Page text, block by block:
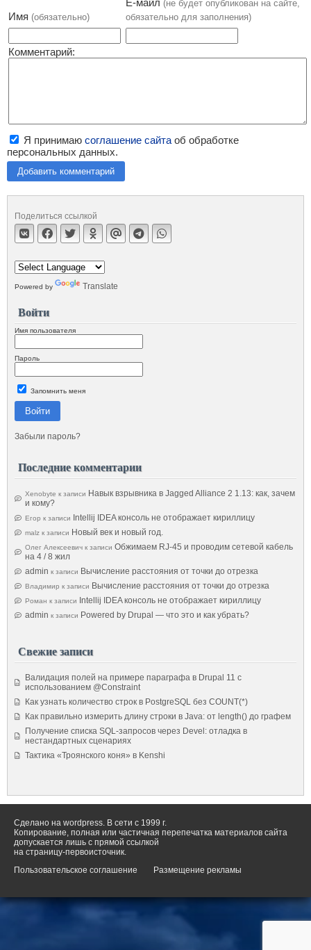
Имя (обязательно)
Е-майл (не будет опубликован на сайте,
обязательно для заполнения)
Комментарий:
Я принимаю соглашение сайта об обработке
персональных данных.
Добавить комментарий
Поделиться ссылкой
Powered by Translate
Войти
Имя пользователя
Пароль
Запомнить меня
Войти
Забыли пароль?
Последние комментарии
Xenobyte к записи Навык взрывника в Jagged Alliance 2 1.13: как, зачем
и кому?
Егор к записи Intellij IDEA консоль не отображает кириллицу
malz к записи Новый век и новый год.
Олег Алексеевич к записи Обжимаем RJ-45 и проводим сетевой кабель
на 4 / 8 жил
admin к записи Вычисление расстояния от точки до отрезка
Владимир к записи Вычисление расстояния от точки до отрезка
Роман к записи
Intellij IDEA консоль не отображает кириллицу
admin к записи Powered by Drupal — что это и как убрать?
Свежие записи
Валидация полей на примере параграфа в Drupal 11 с
использованием @Constraint
Как узнать количество строк в PostgreSQL без COUNT(*)
Как правильно измерить длину строки в Java: от length() до графем
Получение списка SQL-запросов через Devel: отладка в
нестандартных сценариях
Тактика «Троянского коня» в Kenshi
Сделано на wordpress. В сети с 1999 г.
Копирование, полная или частичная перепечатка материалов сайта
допускается лишь с прямой ссылкой
на страницу-первоисточник.
Пользовательское соглашение
Размещение рекламы